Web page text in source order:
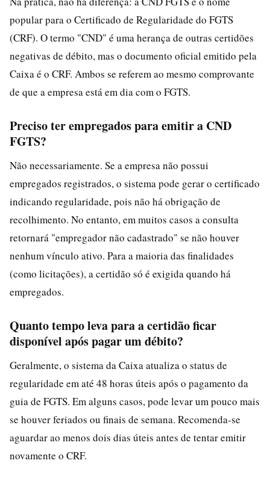
popular para o Certificado de Regularidade do FGTS
(CRF). O termo "CND" é uma herança de outras certidões
negativas de débito, mas o documento oficial emitido pela
Caixa é o CRF. Ambos se referem ao mesmo comprovante
de que a empresa está em dia com o FGTS.
Preciso ter empregados para emitir a CND
FGTS?
Não necessariamente. Se a empresa não possui
empregados registrados, o sistema pode gerar o certificado
indicando regularidade, pois não há obrigação de
recolhimento. No entanto, em muitos casos a consulta
retornará "empregador não cadastrado" se não houver
nenhum vínculo ativo. Para a maioria das finalidades
(como licitações), a certidão só é exigida quando há
empregados.
Quanto tempo leva para a certidão ficar
disponível após pagar um débito?
Geralmente, o sistema da Caixa atualiza o status de
regularidade em até 48 horas úteis após o pagamento da
guia de FGTS. Em alguns casos, pode levar um pouco mais
se houver feriados ou finais de semana. Recomenda-se
aguardar ao menos dois dias úteis antes de tentar emitir
novamente o CRF.